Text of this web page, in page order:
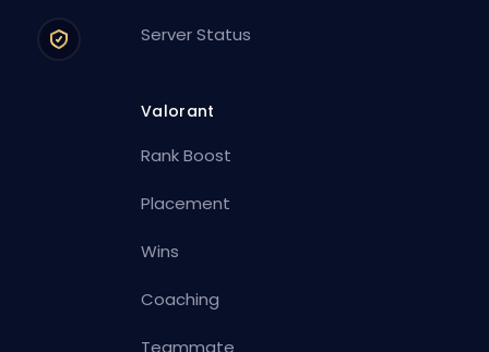
Server Status
Valorant
Rank Boost
Placement
Wins
Coaching
Teammate